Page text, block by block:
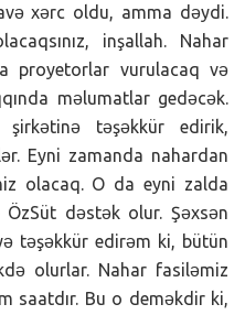
xərc oldu, amma dəydi.
inşallah. Nahar
proyetorlar vurulacaq və
məlumatlar gedəcək.
təşəkkür edirik,
Eyni zamanda nahardan
olacaq. O da eyni zalda
dəstək olur. Şəxsən
təşəkkür edirəm ki, bütün
olurlar. Nahar fasiləmiz
saatdır. Bu o deməkdir ki,